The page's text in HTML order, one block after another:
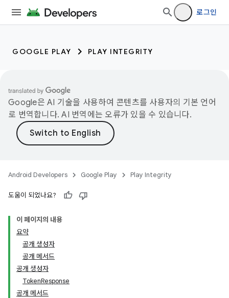
로그인
GOOGLE PLAY PLAY INTEGRITY
Google은 AI 기술을 사용하여 콘텐츠를 사용자의 기본 언어
로 번역합니다. AI 번역에는 오류가 있을 수 있습니다.
Android Developers Google Play Play Integrity
도움이 되었나요?
이 페이지의 내용
요약
공개 생성자
공개 메서드
공개 생성자
TokenResponse
공개 메서드